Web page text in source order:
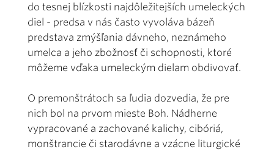
do tesnej blízkosti najdôležitejších umeleckých
diel - predsa v nás často vyvoláva bázeň
predstava zmýšľania dávneho, neznámeho
umelca a jeho zbožnosť či schopnosti, ktoré
môžeme vďaka umeleckým dielam obdivovať.
O premonštrátoch sa ľudia dozvedia, že pre
nich bol na prvom mieste Boh. Nádherne
vypracované a zachované kalichy, cibóriá,
monštrancie či starodávne a vzácne liturgické